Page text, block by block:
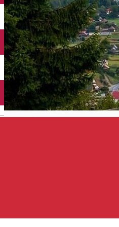
English
Închirieri auto
Închirieri de biciclete